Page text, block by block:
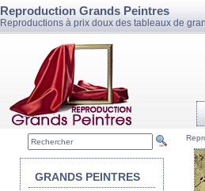
Reproduction Grands Peintres
Reproductions à prix doux des tableaux de
GRANDS PEINTRES